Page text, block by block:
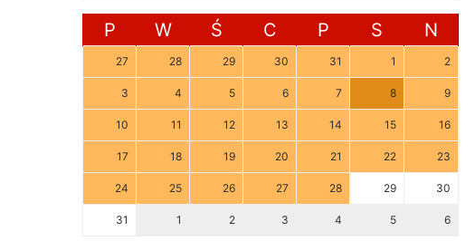
P W Ś C P S N
27 28 29 30 31 1 2
3 4 5 6 7 8 9
10 11 12 13 14 15 16
17 18 19 20 21 22 23
24 25 26 27 28 29 30
31 1 2 3 4 5 6